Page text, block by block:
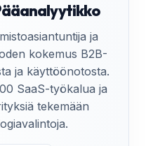
ja
kokemus B2B-
ja käyttöönotosta.
SaaS-työkalua ja
tekemään